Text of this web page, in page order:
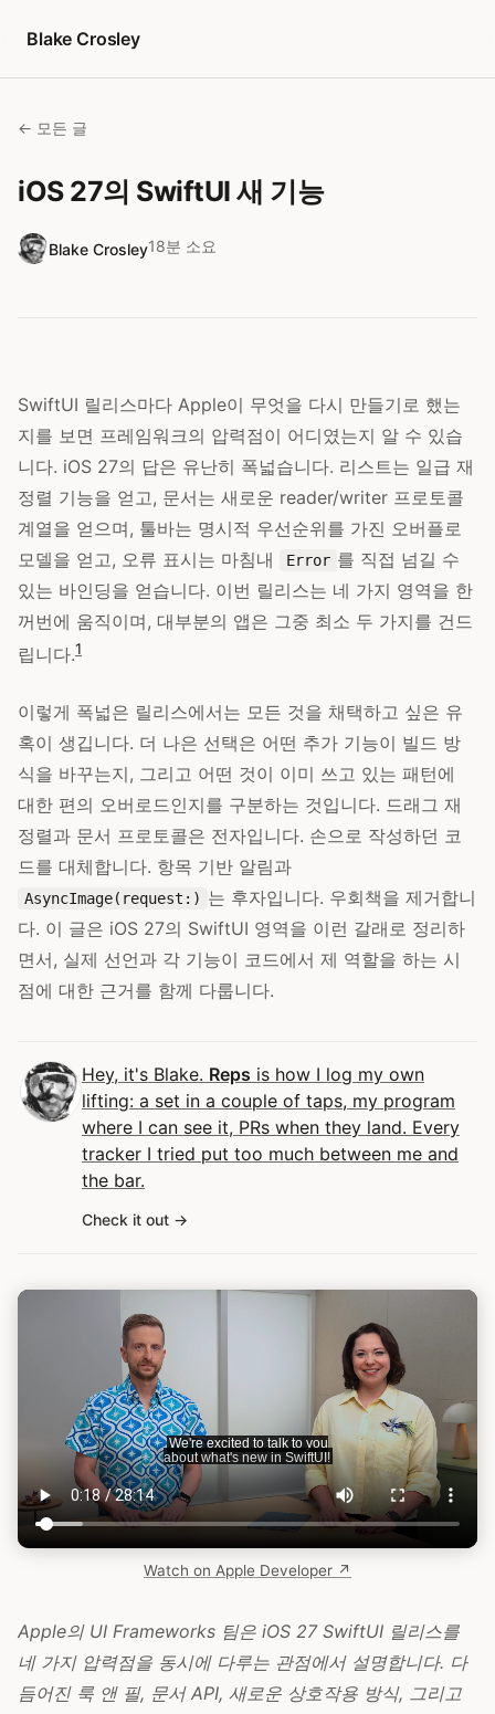
Blake Crosley
← 모든 글
iOS 27의 SwiftUI 새 기능
Blake Crosley18분 소요
SwiftUI 릴리스마다 Apple이 무엇을 다시 만들기로 했는
지를 보면 프레임워크의 압력점이 어디였는지 알 수 있습
니다. iOS 27의 답은 유난히 폭넓습니다. 리스트는 일급 재
정렬 기능을 얻고, 문서는 새로운 reader/writer 프로토콜
계열을 얻으며, 툴바는 명시적 우선순위를 가진 오버플로
모델을 얻고, 오류 표시는 마침내
Error 를 직접 넘길 수
있는 바인딩을 얻습니다. 이번 릴리스는 네 가지 영역을 한
꺼번에 움직이며, 대부분의 앱은 그중 최소 두 가지를 건드
립니다.1
이렇게 폭넓은 릴리스에서는 모든 것을 채택하고 싶은 유
혹이 생깁니다. 더 나은 선택은 어떤 추가 기능이 빌드 방
식을 바꾸는지, 그리고 어떤 것이 이미 쓰고 있는 패턴에
대한 편의 오버로드인지를 구분하는 것입니다. 드래그 재
정렬과 문서 프로토콜은 전자입니다. 손으로 작성하던 코
드를 대체합니다. 항목 기반 알림과
AsyncImage(request:) 는 후자입니다. 우회책을 제거합니
다. 이 글은 iOS 27의 SwiftUI 영역을 이런 갈래로 정리하
면서, 실제 선언과 각 기능이 코드에서 제 역할을 하는 시
점에 대한 근거를 함께 다룹니다.
Hey, it's Blake. Reps is how I log my own
lifting: a set in a couple of taps, my program
where I can see it, PRs when they land. Every
tracker I tried put too much between me and
the bar.
Check it out
Watch on Apple Developer ↗
Apple의 UI Frameworks 팀은 iOS 27 SwiftUI 릴리스를
네 가지 압력점을 동시에 다루는 관점에서 설명합니다. 다
듬어진 룩 앤 필, 문서 API, 새로운 상호작용 방식, 그리고